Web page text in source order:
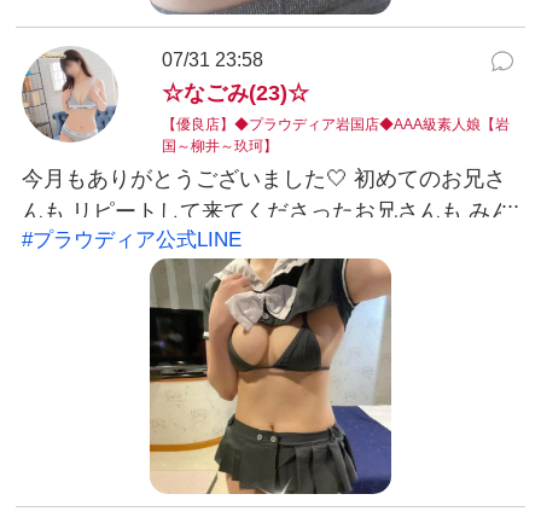
07/31 23:58
☆なごみ(23)☆
【優良店】◆プラウディア岩国店◆AAA級素人娘【岩
国～柳井～玖珂】
今月もありがとうございました🤍 初めてのお兄さ
んも リピートして来てくださったお兄さんも みん
な会えて嬉しかったです！ また8月もお願いします
🐰🤍 このコスプレ、 綺麗におっぱいがまん丸に見
えて 嬉しかったから お兄さんにも見てもらいたい
な！ ⟡.· ⎯⎯⎯⎯⎯⎯⎯⎯⎯⎯⎯⎯ ⟡.·
LINEID:nagomi@yamaguchi-proudia X ID :
@nagomi_proudia #プラウディア公式LINE：
@038ukvzr LINE予約可能。お得なクーポン発行
中。※こちらから発信する事はありません。 ୨୧ ご
予約・お問い合わせ ୨୧ 気になったらお気軽にご連
#プラウディア公式LINE